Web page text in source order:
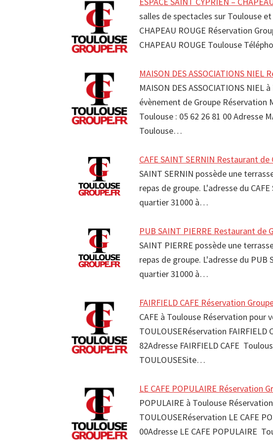
salles de spectacles sur Toulouse et
CHAPEAU ROUGE Réservation
CHAPEAU ROUGE Toulouse
MAISON DES ASSOCIATIONS
MAISON DES ASSOCIATIONS
évènement de Groupe Réservation
Toulouse : 05 62 26 81 00 Adresse
Toulouse…
CAFE SAINT SERNIN Restaurant
SAINT SERNIN possède une
repas de groupe. L'adresse du
quartier 31000 à…
PUB SAINT PIERRE Restaurant de
SAINT PIERRE possède une
repas de groupe. L'adresse du PUB
quartier 31000 à…
FAIRFIELD CAFE Réservation
CAFE à Toulouse Réservation pour
TOULOUSERéservation FAIRFIELD
82Adresse FAIRFIELD CAFE
TOULOUSESite…
LE CAFE POPULAIRE Réservation
POPULAIRE à Toulouse
TOULOUSERéservation LE CAFE
00Adresse LE CAFE POPULAIRE